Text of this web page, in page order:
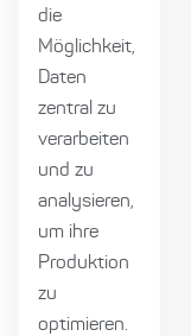
die
Möglichkeit,
Daten
zentral zu
verarbeiten
und zu
analysieren,
um ihre
Produktion
zu
optimieren.